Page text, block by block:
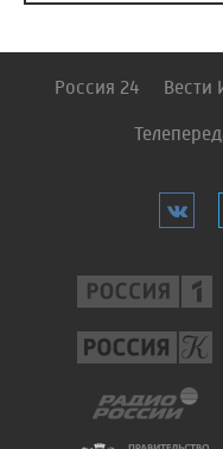
Россия 24 Вести